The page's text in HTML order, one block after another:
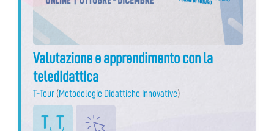
Valutazione e apprendimento con la
teledidattica
T-Tour (Metodologie Didattiche Innovative)